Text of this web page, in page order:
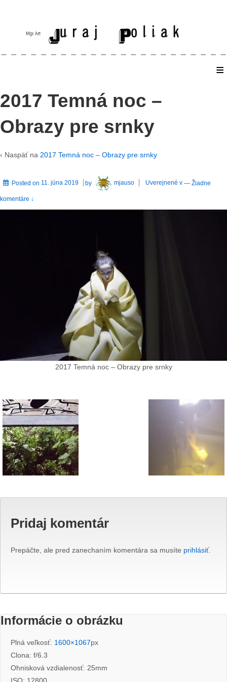
≡
2017 Temná noc –
Obrazy pre srnky
‹ Naspäť na 2017 Temná noc – Obrazy pre srnky
Posted on 11. júna 2019 by mjauso Uverejnené v — Žiadne
komentáre ↓
2017 Temná noc – Obrazy pre srnky
Pridaj komentár
Prepáčte, ale pred zanechaním komentára sa musíte prihlásiť.
Informácie o obrázku
Plná veľkosť: 1600×1067px
Clona: f/6.3
Ohnisková vzdialenosť: 25mm